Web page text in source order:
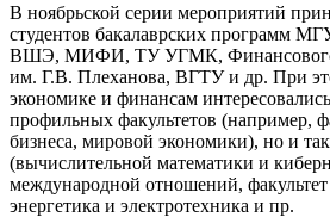
В ноябрьской серии мероприятий
студентов бакалаврских программ
ВШЭ, МИФИ, ТУ УГМК, Финансового
им. Г.В. Плеханова, ВГТУ и др. При
экономике и финансам
профильных факультетов (например,
бизнеса, мировой экономики), но и
(вычислительной математики и
международной отношений,
энергетика и электротехника и пр.